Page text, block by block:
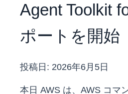
Agent Toolkit
ポートを開始
投稿日: 2026年6月5日
本日 AWS は、AWS コマ